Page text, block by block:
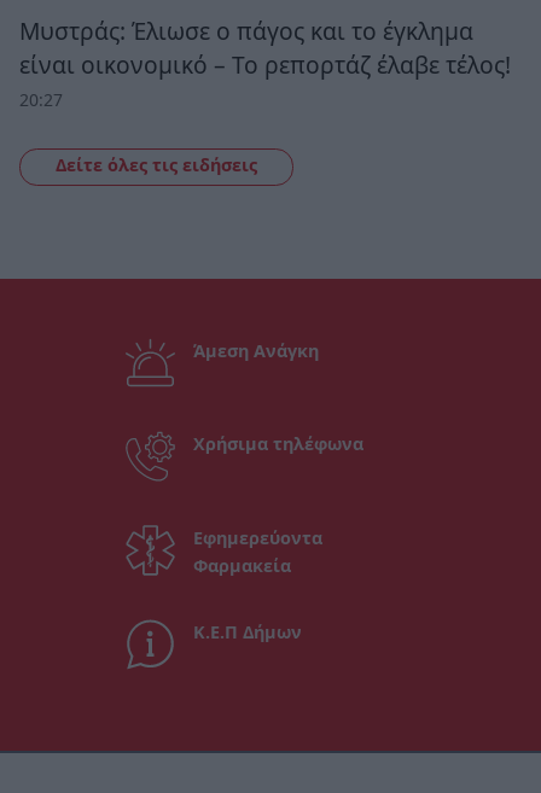
Μυστράς: Έλιωσε ο πάγος και το έγκλημα
είναι οικονομικό – Το ρεπορτάζ έλαβε τέλος!
20:27
Δείτε όλες τις ειδήσεις
Άμεση Ανάγκη
Χρήσιμα τηλέφωνα
Εφημερεύοντα
Φαρμακεία
Κ.Ε.Π Δήμων